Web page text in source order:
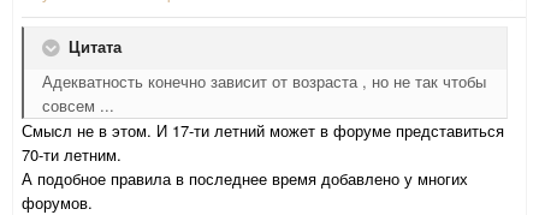
Цитата
Адекватность конечно зависит от возраста , но не так чтобы
совсем ...
Смысл не в этом. И 17-ти летний может в форуме представиться
70-ти летним.
А подобное правила в последнее время добавлено у многих
форумов.